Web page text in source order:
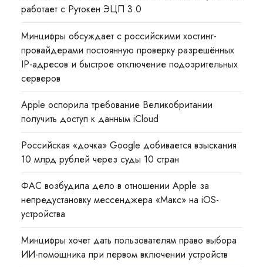
работает с Рутокен ЭЦП 3.0
Минцифры обсуждает с российскими хостинг-
провайдерами постоянную проверку разрешённых
IP-адресов и быстрое отключение подозрительных
серверов
Apple оспорила требование Великобритании
получить доступ к данным iCloud
Российская «дочка» Google добивается взыскания
10 млрд рублей через суды 10 стран
ФАС возбудила дело в отношении Apple за
непредустановку мессенджера «Макс» на iOS-
устройства
Минцифры хочет дать пользователям право выбора
ИИ-помощника при первом включении устройств